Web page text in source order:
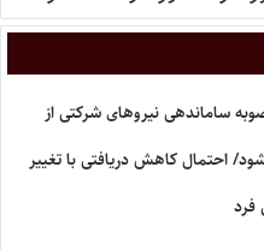
ساماندهی نیروهای شرکتی از
احتمال کاهش دریافتی با تغییر